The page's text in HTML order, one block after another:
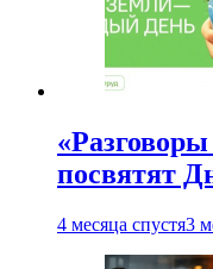
посвятят
4 месяца спустя3